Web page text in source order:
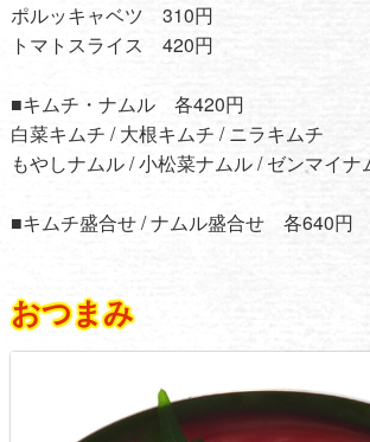
ポルッキャベツ 310円
トマトスライス 420円
■キムチ・ナムル 各420円
白菜キムチ / 大根キムチ / ニラキムチ
もやしナムル / 小松菜ナムル / ゼンマイ
■キムチ盛合せ / ナムル盛合せ 各640円
おつまみ